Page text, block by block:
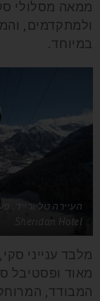
ממאה מסלולי
ולמתקדמים,
במיוחד.
Sheridan Hotel
מלבד ענייני
מאוד ופסטיבל